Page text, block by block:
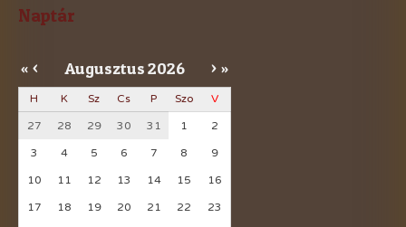
Naptár
« < Augusztus2026 > »
H K Sz Cs P Szo V
27 28 29 30 31 1 2
3 4 5 6 7 8 9
10 11 12 13 14 15 16
17 18 19 20 21 22 23